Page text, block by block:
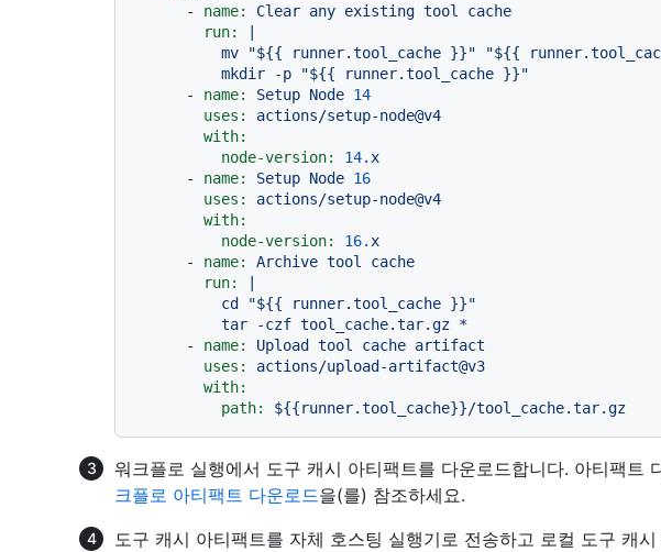
-
name: Clear any existing tool
cache
run:
|
-
name: Setup Node 14
uses:
actions/setup-node@v4
with:
node-version:
14. x
-
name: Setup Node 16
uses:
actions/setup-node@v4
with:
node-version:
16. x
-
name: Archive tool
cache
run:
|
-
name: Upload tool cache artifact
uses:
actions/upload-artifact@v3
with:
path:
${{runner.tool_cache}}/tool_cache.tar.gz
워크플로 실행에서 도구 캐시 아티팩트를 다운로드합니다. 아티팩트
크플로 아티팩트 다운로드을(를) 참조하세요.
도구 캐시 아티팩트를 자체 호스팅 실행기로 전송하고 로컬 도구 캐